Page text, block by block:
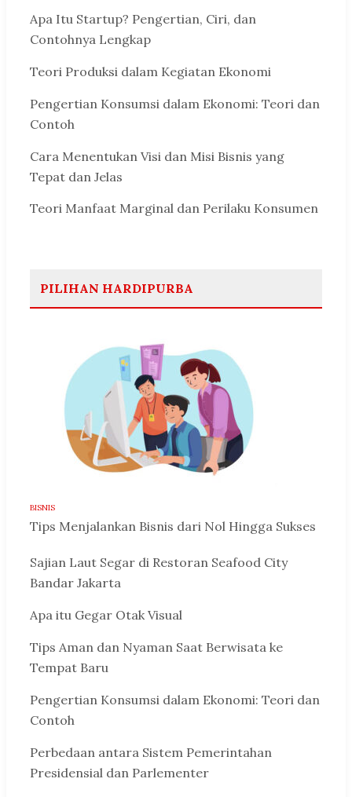
Apa Itu Startup? Pengertian, Ciri, dan
Contohnya Lengkap
Teori Produksi dalam Kegiatan Ekonomi
Pengertian Konsumsi dalam Ekonomi: Teori dan
Contoh
Cara Menentukan Visi dan Misi Bisnis yang
Tepat dan Jelas
Teori Manfaat Marginal dan Perilaku Konsumen
PILIHAN HARDIPURBA
BISNIS
Tips Menjalankan Bisnis dari Nol Hingga Sukses
Sajian Laut Segar di Restoran Seafood City
Bandar Jakarta
Apa itu Gegar Otak Visual
Tips Aman dan Nyaman Saat Berwisata ke
Tempat Baru
Pengertian Konsumsi dalam Ekonomi: Teori dan
Contoh
Perbedaan antara Sistem Pemerintahan
Presidensial dan Parlementer